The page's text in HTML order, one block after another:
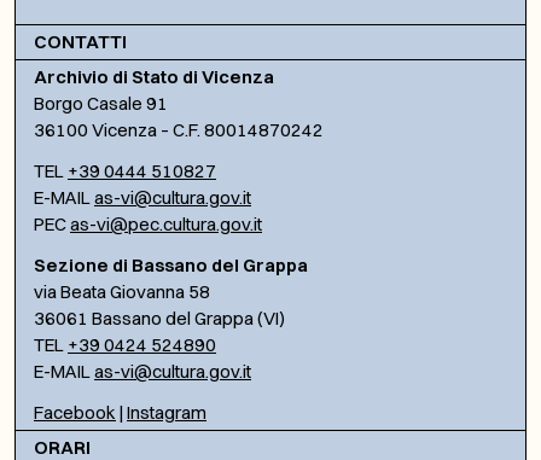
CONTATTI
Archivio di Stato di Vicenza
Borgo Casale 91
36100 Vicenza – C.F. 80014870242
TEL +39 0444 510827
E-MAILas-vi@cultura.gov.it
PECas-vi@pec.cultura.gov.it
Sezione di Bassano del Grappa
via Beata Giovanna 58
36061 Bassano del Grappa (VI)
TEL +39 0424 524890
E-MAILas-vi@cultura.gov.it
Facebook | Instagram
ORARI